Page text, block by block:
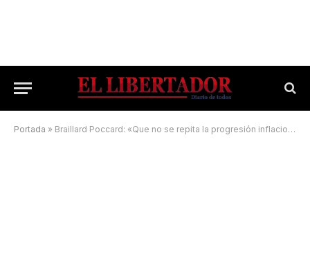
Portada » Braillard Poccard: «Que no se repita la progresión inflacionaria o vamos a terminar mal»